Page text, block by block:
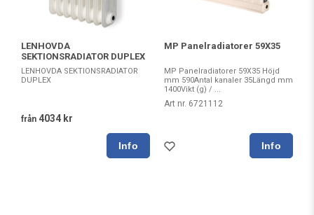
LENHOVDA
SEKTIONSRADIATOR DUPLEX
LENHOVDA SEKTIONSRADIATOR
DUPLEX
från 4034 kr
MP Panelradiatorer 59X35
MP Panelradiatorer 59X35 Höjd
mm 590Antal kanaler 35Längd mm
1400Vikt (g) / ...
Art nr. 6721112